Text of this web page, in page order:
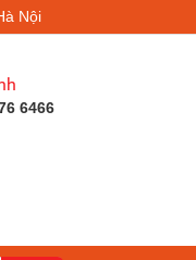
Nội
6466